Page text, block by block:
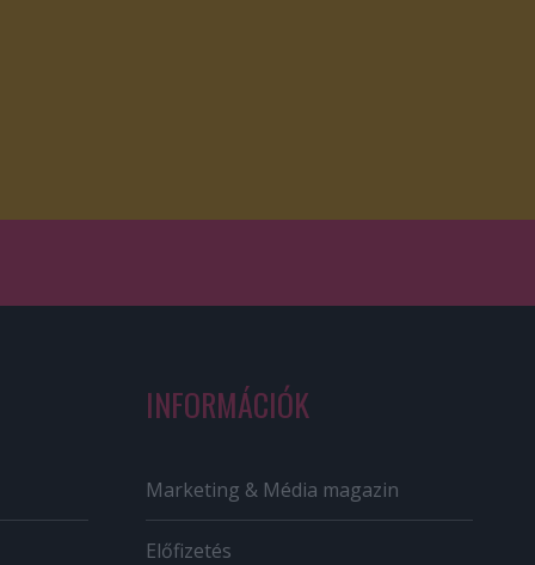
INFORMÁCIÓK
Marketing & Média magazin
Előfizetés